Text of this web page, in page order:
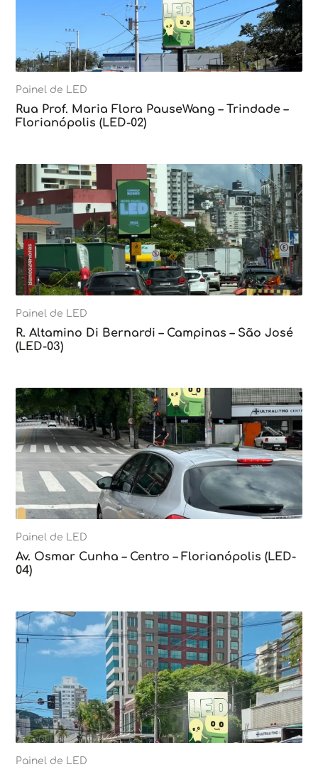
Painel de LED
Rua Prof. Maria Flora PauseWang – Trindade –
Florianópolis (LED-02)
Painel de LED
R. Altamino Di Bernardi – Campinas – São José
(LED-03)
Painel de LED
Av. Osmar Cunha – Centro – Florianópolis (LED-
04)
Painel de LED